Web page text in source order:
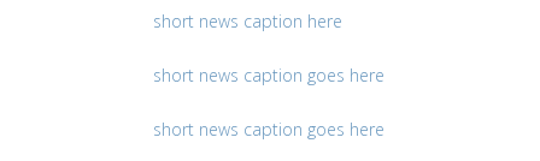
short news caption here
short news caption goes here
short news caption goes here